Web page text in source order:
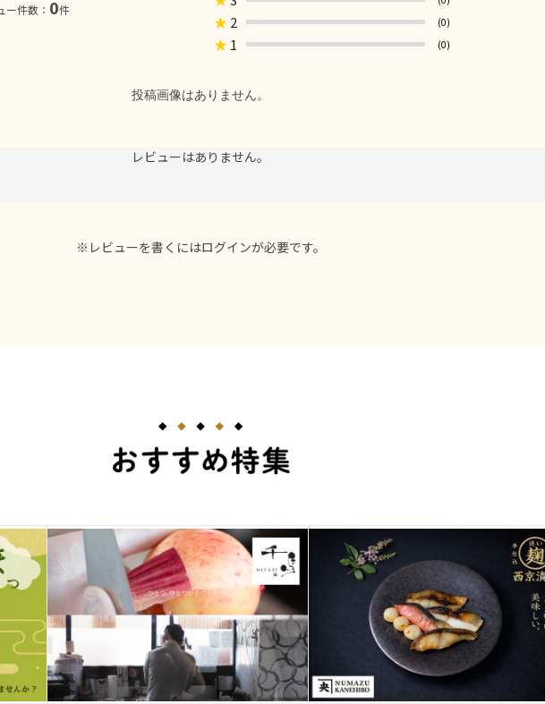
ー件数： 0件
★ 2 (0)
★ 1 (0)
投稿画像はありません。
レビューはありません。
※レビューを書くにはログインが必要です。